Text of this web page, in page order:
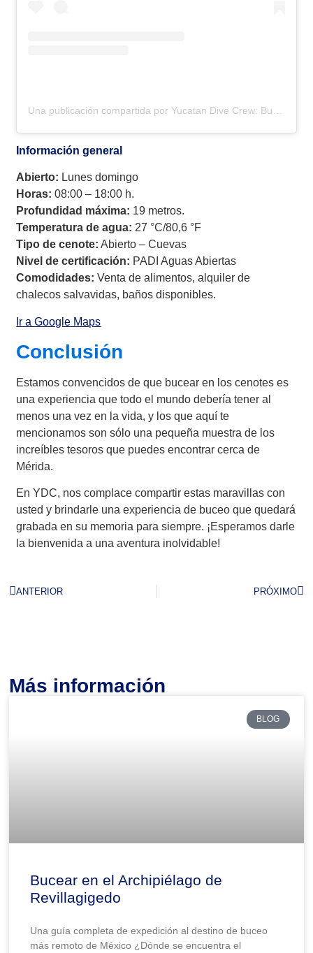
Información general
Abierto: Lunes domingo
Horas: 08:00 – 18:00 h.
Profundidad máxima: 19 metros.
Temperatura de agua: 27 °C/80,6 °F
Tipo de cenote: Abierto – Cuevas
Nivel de certificación: PADI Aguas Abiertas
Comodidades: Venta de alimentos, alquiler de
chalecos salvavidas, baños disponibles.
Ir a Google Maps
Conclusión
Estamos convencidos de que bucear en los cenotes es
una experiencia que todo el mundo debería tener al
menos una vez en la vida, y los que aquí te
mencionamos son sólo una pequeña muestra de los
increíbles tesoros que puedes encontrar cerca de
Mérida.
En YDC, nos complace compartir estas maravillas con
usted y brindarle una experiencia de buceo que quedará
grabada en su memoria para siempre. ¡Esperamos darle
la bienvenida a una aventura inolvidable!
ANTERIOR PRÓXIMO
Más información
BLOG
Bucear en el Archipiélago de
Revillagigedo
Una guía completa de expedición al destino de buceo
más remoto de México ¿Dónde se encuentra el